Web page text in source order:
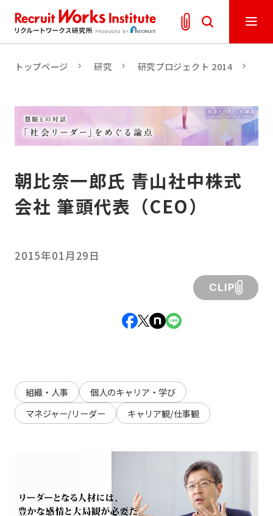
トップページ 研究 研究プロジェクト 2014
朝比奈一郎氏 青山社中株式
会社 筆頭代表（CEO）
2015年01月29日
CLIP
組織・人事
個人のキャリア・学び
マネジャー/リーダー
キャリア観/仕事観